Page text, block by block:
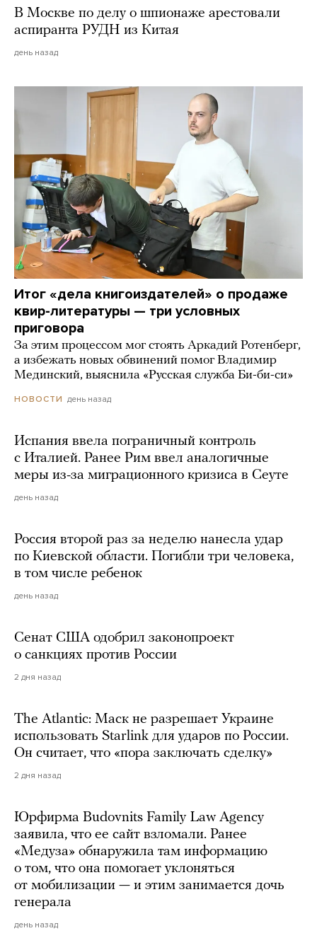
В Москве по делу о шпионаже арестовали
аспиранта РУДН из Китая
день назад
Итог «дела книгоиздателей» о продаже
квир-литературы — три условных
приговора
За этим процессом мог стоять Аркадий Ротенберг,
а избежать новых обвинений помог Владимир
Мединский, выяснила «Русская служба Би-би-си»
НОВОСТИ день назад
Испания ввела пограничный контроль
с Италией. Ранее Рим ввел аналогичные
меры из-за миграционного кризиса в Сеуте
день назад
Россия второй раз за неделю нанесла удар
по Киевской области. Погибли три человека,
в том числе ребенок
день назад
Сенат США одобрил законопроект
о санкциях против России
2 дня назад
The Atlantic: Маск не разрешает Украине
использовать Starlink для ударов по России.
Он считает, что «пора заключать сделку»
2 дня назад
Юрфирма Budovnits Family Law Agency
заявила, что ее сайт взломали. Ранее
«Медуза» обнаружила там информацию
о том, что она помогает уклоняться
от мобилизации — и этим занимается дочь
генерала
день назад